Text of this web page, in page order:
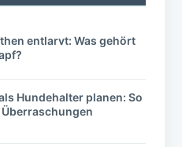
entlarvt: Was gehört
Hundehalter planen: So